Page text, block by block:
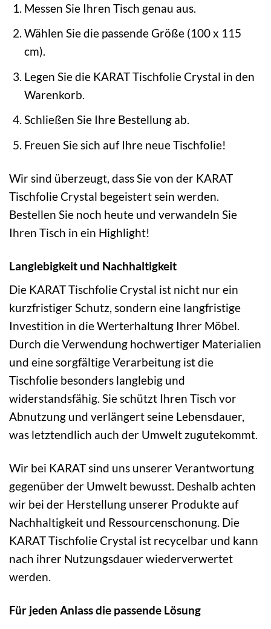
Messen Sie Ihren Tisch genau aus.
Wählen Sie die passende Größe (100 x 115
cm).
Legen Sie die KARAT Tischfolie Crystal in den
Warenkorb.
Schließen Sie Ihre Bestellung ab.
Freuen Sie sich auf Ihre neue Tischfolie!
Wir sind überzeugt, dass Sie von der KARAT
Tischfolie Crystal begeistert sein werden.
Bestellen Sie noch heute und verwandeln Sie
Ihren Tisch in ein Highlight!
Langlebigkeit und Nachhaltigkeit
Die KARAT Tischfolie Crystal ist nicht nur ein
kurzfristiger Schutz, sondern eine langfristige
Investition in die Werterhaltung Ihrer Möbel.
Durch die Verwendung hochwertiger Materialien
und eine sorgfältige Verarbeitung ist die
Tischfolie besonders langlebig und
widerstandsfähig. Sie schützt Ihren Tisch vor
Abnutzung und verlängert seine Lebensdauer,
was letztendlich auch der Umwelt zugutekommt.
Wir bei KARAT sind uns unserer Verantwortung
gegenüber der Umwelt bewusst. Deshalb achten
wir bei der Herstellung unserer Produkte auf
Nachhaltigkeit und Ressourcenschonung. Die
KARAT Tischfolie Crystal ist recycelbar und kann
nach ihrer Nutzungsdauer wiederverwertet
werden.
Für jeden Anlass die passende Lösung